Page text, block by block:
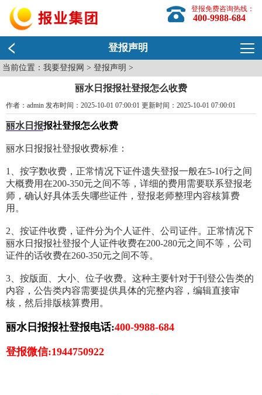
登报免费咨询热线：
400-9988-684
登报声明
当前位置：我要登报网 >登报声明 >
丽水日报报社登报怎么收费
作者：admin 发布时间：2025-10-01 07:00:01 更新时间：2025-10-01 07:00:01
丽水日报报社登报怎么收费
丽水日报报社登报收费标准：
1、按字数收费，正常情况下证件遗失登报一般在5-10行之间
大概费用在200-350元之间不等，详细的费用需要联系登报老
师，确认好具体丢失哪些证件，登报老师整理内容核算费
用。
2、按证件收费，证件分为个人证件、公司证件。正常情况下
丽水日报报社登报个人证件收费在200-280元之间不等，公司
证件的话收费在260-350元之间不等。
3、按版面、大小、位子收费。这种主要针对于刊登公告类的
内容，公告类内容需要提供具体的完整内容，编辑直接审
核，然后排版核算费用。
丽水日报报社登报电话:400-9988-684
登报微信:1944750922